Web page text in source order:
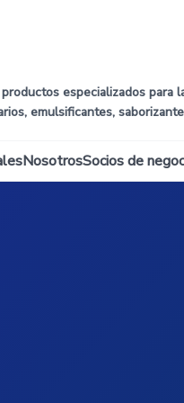
especializados para
emulsificantes,
NosotrosSocios de